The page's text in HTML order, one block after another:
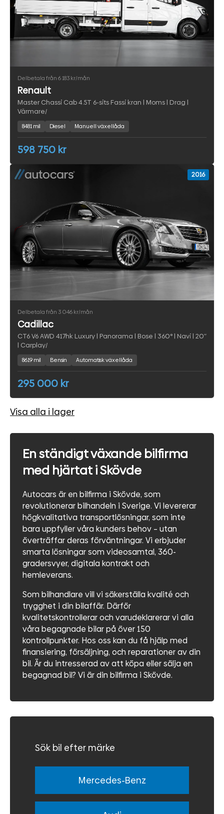
Delbetala från 6 183 kr/mån
Renault
Master Chassi Cab 4.5T 6-sits Fassi kran | Moms | Drag |
Värmare/
8481 mil Diesel Manuell växellåda
598 750 kr
2016
Delbetala från 3 046 kr/mån
Cadillac
CT6 V6 AWD 417hk Luxury | Panorama | Bose | 360° | Navi | 20″
| Carplay/
8619 mil Bensin Automatisk växellåda
295 000 kr
Visa alla i lager
En ständigt växande bilfirma
med hjärtat i Skövde
Autocars är en bilfirma i Skövde, som
revolutionerar bilhandeln i Sverige. Vi levererar
högkvalitativa transportlösningar, som inte
bara uppfyller våra kunders behov – utan
överträffar deras förväntningar. Vi erbjuder
smarta lösningar som videosamtal, 360-
gradersvyer, digitala kontrakt och
hemleverans.
Som bilhandlare vill vi säkerställa kvalité och
trygghet i din bilaffär. Därför
kvalitetskontrollerar och varudeklarerar vi alla
våra begagnade bilar på över 150
kontrollpunkter. Hos oss kan du få hjälp med
finansiering, försäljning, och reparationer av din
bil. Är du intresserad av att köpa eller sälja en
begagnad bil? Vi är din bilfirma i Skövde.
Sök bil efter märke
Mercedes-Benz